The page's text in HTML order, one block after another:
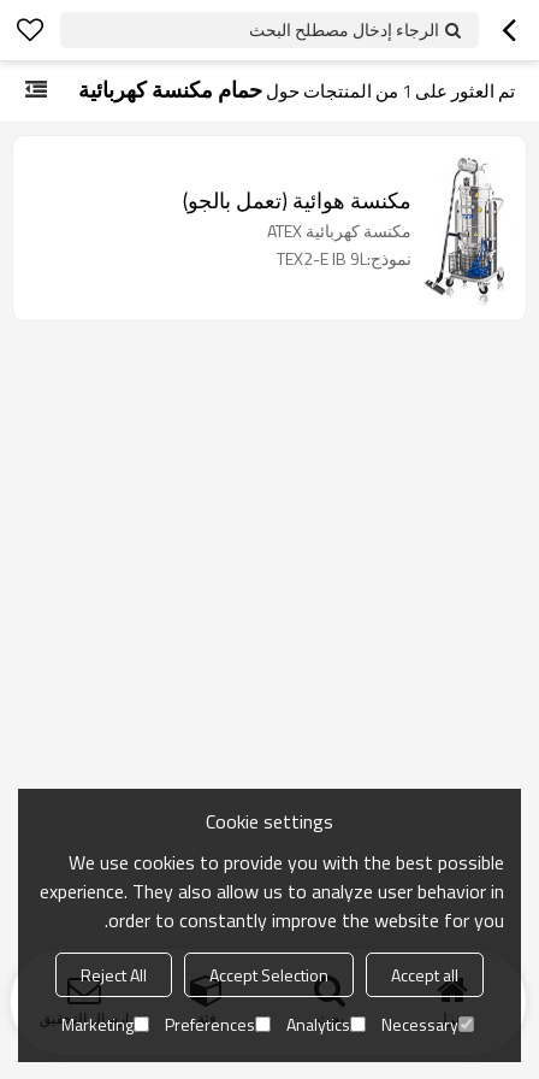
الرجاء إدخال مصطلح البحث
تم العثور على 1 من المنتجات حولحمام مكنسة كهربائية
مكنسة هوائية (تعمل بالجو)
مكنسة كهربائية ATEX
نموذج:TEX2-E IB 9L
منزل بحث فئة ارسال التحقيق
Cookie settings
We use cookies to provide you with the best possible
experience. They also allow us to analyze user behavior in
order to constantly improve the website for you.
Accept all
Accept Selection
Reject All
Necessary
Analytics
Preferences
Marketing